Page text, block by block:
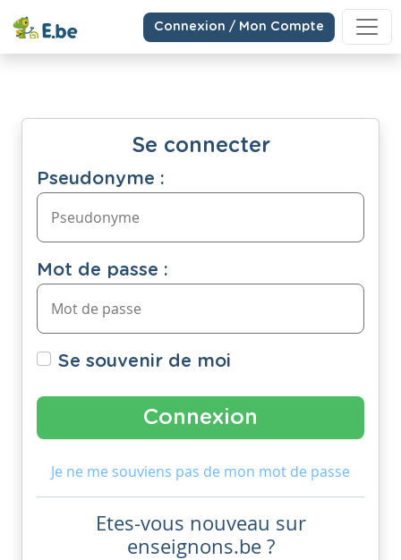
Connexion / Mon Compte
Se connecter
Pseudonyme :
Mot de passe :
Se souvenir de moi
Je ne me souviens pas de mon mot de passe
Etes-vous nouveau sur
enseignons.be ?